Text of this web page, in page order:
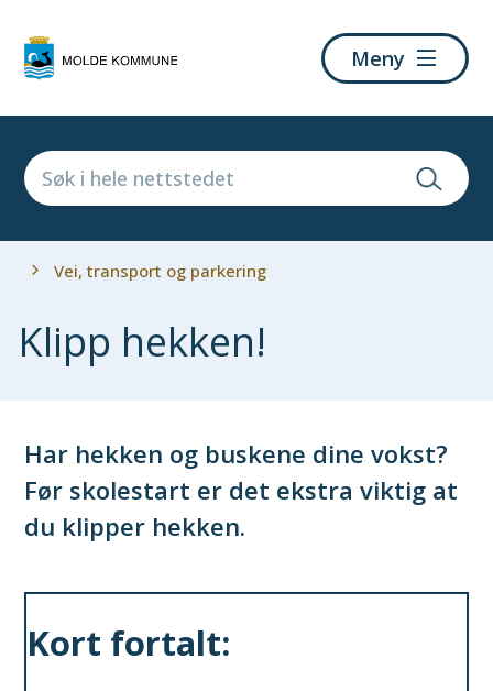
kommune
Meny
Du
Vei, transport og parkering
Klipp hekken!
Har hekken og buskene dine vokst?
Før skolestart er det ekstra viktig at
du klipper hekken.
Kort fortalt: